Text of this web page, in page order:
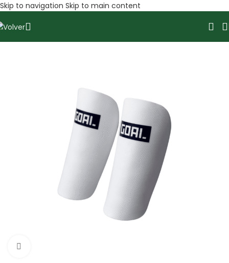
Skip to navigation Skip to main content